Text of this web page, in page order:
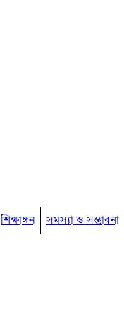
শিক্ষাঙ্গন সমস্যা ও সম্ভাবনা